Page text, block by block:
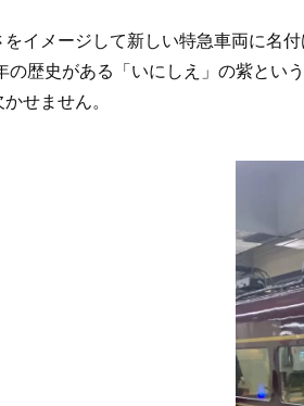
イメージして新しい特急車両に名
の歴史がある「いにしえ」の紫とい
せません。